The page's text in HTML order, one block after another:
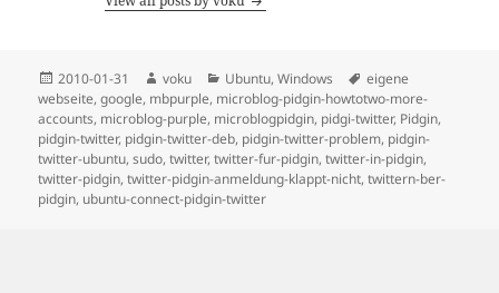
Posted
on
2010-01-31 Author
voku Categories
Ubuntu,Windows Tags
eigene
webseite,google, mbpurple, microblog-pidgin-howtotwo-more-
accounts, microblog-purple, microblogpidgin, pidgi-twitter, Pidgin,
pidgin-twitter, pidgin-twitter-deb, pidgin-twitter-problem, pidgin-
twitter-ubuntu,sudo,twitter,twitter-fur-pidgin,twitter-in-pidgin,
twitter-pidgin,twitter-pidgin-anmeldung-klappt-nicht,twittern-ber-
pidgin, ubuntu-connect-pidgin-twitter